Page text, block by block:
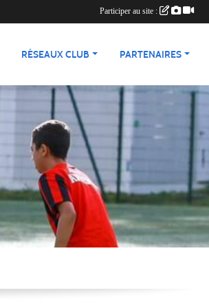
RÉSEAUX CLUB PARTENAIRES
Participer au site :